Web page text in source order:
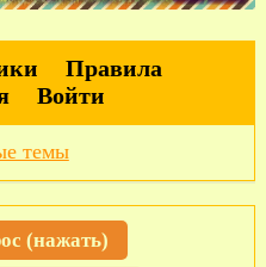
Правила
Войти
темы
(нажать)